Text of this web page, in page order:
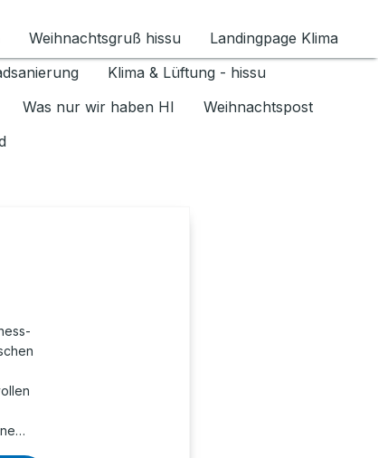
1.6.2026 umschalten
Weihnachtsgruß hissu
Landingpage Klima
Klima & Lüftung - hissu
Was nur wir haben HI
Weihnachtspost